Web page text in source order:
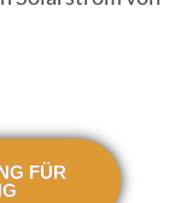
FÜR